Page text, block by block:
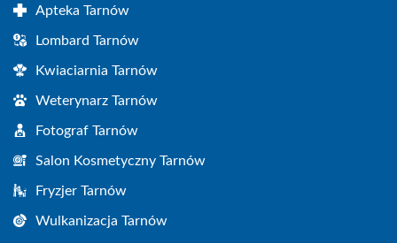
Apteka Tarnów
Lombard Tarnów
Kwiaciarnia Tarnów
Weterynarz Tarnów
Fotograf Tarnów
Salon Kosmetyczny Tarnów
Fryzjer Tarnów
Wulkanizacja Tarnów